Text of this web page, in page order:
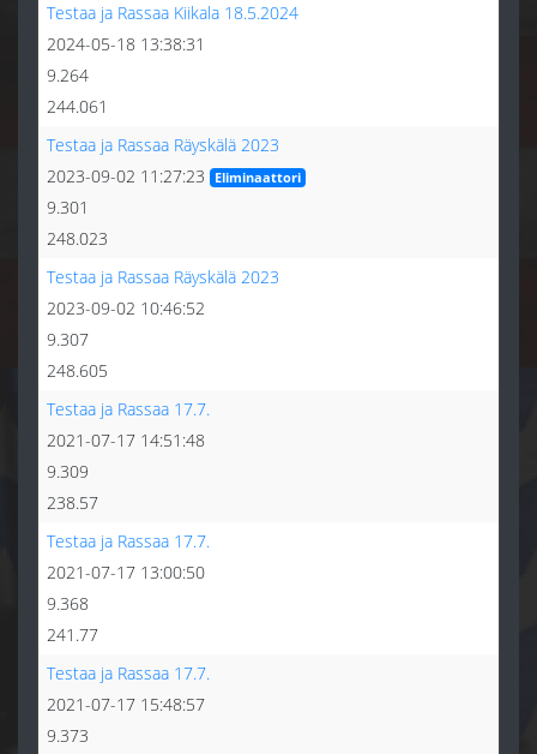
Testaa ja Rassaa Kiikala 18.5.2024
2024-05-18 13:38:31
9.264
244.061
Testaa ja Rassaa Räyskälä 2023
2023-09-02 11:27:23
Eliminaattori
9.301
248.023
Testaa ja Rassaa Räyskälä 2023
2023-09-02 10:46:52
9.307
248.605
Testaa ja Rassaa 17.7.
2021-07-17 14:51:48
9.309
238.57
Testaa ja Rassaa 17.7.
2021-07-17 13:00:50
9.368
241.77
Testaa ja Rassaa 17.7.
2021-07-17 15:48:57
9.373